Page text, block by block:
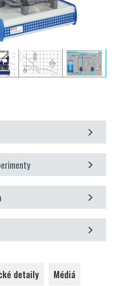
správanie čerpadiel počas
čerpadla, sériovej alebo
dát, vizualizáciu a obsluhu
energiuGUNTLabline
odstredivých čerpadiel
čerpadla
charakteristík
detaily Médiá